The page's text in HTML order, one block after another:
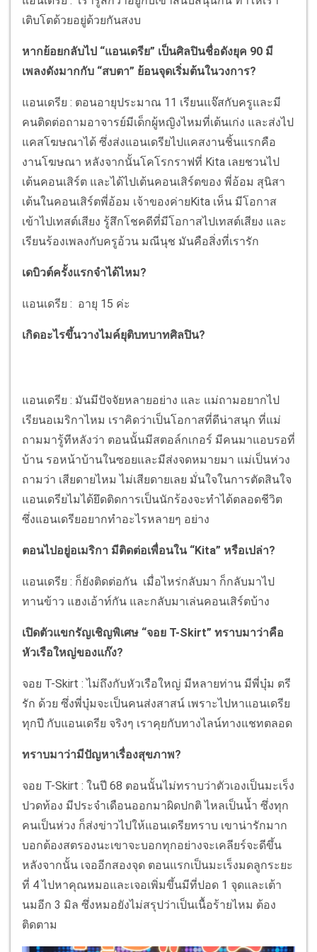
เติบโตด้วยอยู่ด้วยกันสงบ
หากย้อยกลับไป “แอนเดรีย” เป็นศิลปินชื่อดังยุค 90 มี
เพลงดังมากกับ “สบตา” ย้อนจุดเริ่มต้นในวงการ?
แอนเดรีย : ตอนอายุประมาณ 11 เรียนแจ๊สกับครูและมี
คนติดต่อถามอาจารย์มีเด็กผู้หญิงไหมที่เต้นเก่ง และส่งไป
แคสโฆษณาได้ ซึ่งส่งแอนเดรียไปแคสงานชิ้นแรกคือ
งานโฆษณา หลังจากนั้นโคโรกราฟที่ Kita เลยชวนไป
เต้นคอนเสิร์ต และได้ไปเต้นคอนเสิร์ตของ พี่อ้อม สุนิสา
เต้นในคอนเสิร์ตพี่อ้อม เจ้าของค่ายKita เห็น มีโอกาส
เข้าไปเทสต์เสียง รู้สึกโชคดีที่มีโอกาสไปเทสต์เสียง และ
เรียนร้องเพลงกับครูอ้วน มณีนุช มันคือสิ่งที่เรารัก
เดบิวต์ครั้งแรกจำได้ไหม?
แอนเดรีย : อายุ 15 ค่ะ
เกิดอะไรขึ้นวางไมค์ยุติบทบาทศิลปิน?
แอนเดรีย : มันมีปัจจัยหลายอย่าง และ แม่ถามอยากไป
เรียนอเมริกาไหม เราคิดว่าเป็นโอกาสที่ดีน่าสนุก ที่แม่
ถามมารู้ทีหลังว่า ตอนนั้นมีสตอล์กเกอร์ มีคนมาแอบรอที่
บ้าน รอหน้าบ้านในซอยและมีส่งจดหมายมา แม่เป็นห่วง
ถามว่า เสียดายไหม ไม่เสียดายเลย มั่นใจในการตัดสินใจ
แอนเดรียไมได้ยึดติดการเป็นนักร้องจะทำได้ตลอดชีวิต
ซึ่งแอนเดรียอยากทำอะไรหลายๆ อย่าง
ตอนไปอยู่อเมริกา มีติดต่อเพื่อนใน “Kita” หรือเปล่า?
แอนเดรีย : ก็ยังติดต่อกัน เมื่อไหร่กลับมา ก็กลับมาไป
ทานข้าว แฮงเอ้าท์กัน และกลับมาเล่นคอนเสิร์ตบ้าง
เปิดตัวแขกรัญเชิญพิเศษ “จอย T-Skirt” ทราบมาว่าคือ
หัวเรือใหญ่ของแก๊ง?
จอย T-Skirt : ไม่ถึงกับหัวเรือใหญ่ มีหลายท่าน มีพี่บุ๋ม ตรี
รัก ด้วย ซึ่งพี่บุ๋มจะเป็นคนส่งสาสน์ เพราะไปหาแอนเดรีย
ทุกปี กับแอนเดรีย จริงๆ เราคุยกับทางไลน์ทางแชทตลอด
ทราบมาว่ามีปัญหาเรื่องสุขภาพ?
จอย T-Skirt : ในปี 68 ตอนนั้นไม่ทราบว่าตัวเองเป็นมะเร็ง
ปวดท้อง มีประจำเดือนออกมาผิดปกติ ไหลเป็นน้ำ ซึ่งทุก
คนเป็นห่วง ก็ส่งข่าวไปให้แอนเดรียทราบ เขาน่ารักมาก
บอกต้องสตรองนะเขาจะบอกทุกอย่างจะเคลียร์จะดีขึ้น
หลังจากนั้น เจออีกสองจุด ตอนแรกเป็นมะเร็งมดลูกระยะ
ที่ 4 ไปหาคุณหมอและเจอเพิ่มขึ้นมีที่ปอด 1 จุดและเต้า
นมอีก 3 มิล ซึ่งหมอยังไม่สรุปว่าเป็นเนื้อร้ายไหม ต้อง
ติดตาม